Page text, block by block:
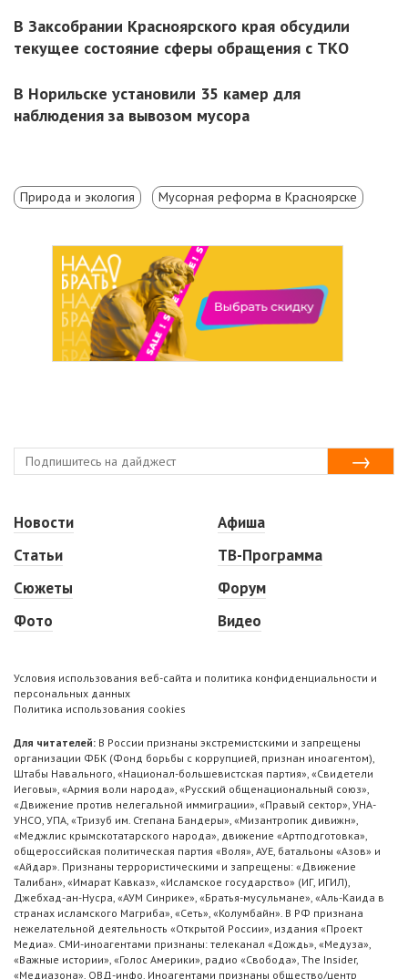
В Заксобрании Красноярского края обсудили
текущее состояние сферы обращения с ТКО
В Норильске установили 35 камер для
наблюдения за вывозом мусора
Природа и экология Мусорная реформа в Красноярске
Новости
Статьи
Сюжеты
Фото
Афиша
ТВ-Программа
Форум
Видео
Условия использования веб-сайта и политика конфиденциальности и
персональных данных
Политика использования cookies
Для читателей: В России признаны экстремистскими и запрещены
организации ФБК (Фонд борьбы с коррупцией, признан иноагентом),
Штабы Навального, «Национал-большевистская партия», «Свидетели
Иеговы», «Армия воли народа», «Русский общенациональный союз»,
«Движение против нелегальной иммиграции», «Правый сектор», УНА-
УНСО, УПА, «Тризуб им. Степана Бандеры», «Мизантропик дивижн»,
«Меджлис крымскотатарского народа», движение «Артподготовка»,
общероссийская политическая партия «Воля», АУЕ, батальоны «Азов» и
«Айдар». Признаны террористическими и запрещены: «Движение
Талибан», «Имарат Кавказ», «Исламское государство» (ИГ, ИГИЛ),
Джебхад-ан-Нусра, «АУМ Синрике», «Братья-мусульмане», «Аль-Каида в
странах исламского Магриба», «Сеть», «Колумбайн». В РФ признана
нежелательной деятельность «Открытой России», издания «Проект
Медиа». СМИ-иноагентами признаны: телеканал «Дождь», «Медуза»,
«Важные истории», «Голос Америки», радио «Свобода», The Insider,
«Медиазона», ОВД-инфо. Иноагентами признаны общество/центр